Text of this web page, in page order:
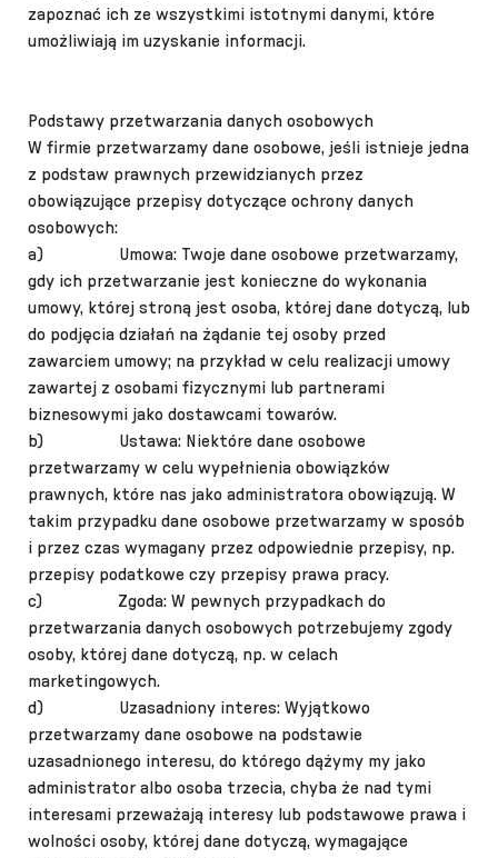
zapoznać ich ze wszystkimi istotnymi danymi, które
umożliwiają im uzyskanie informacji.
Podstawy przetwarzania danych osobowych
W firmie przetwarzamy dane osobowe, jeśli istnieje jedna
z podstaw prawnych przewidzianych przez
obowiązujące przepisy dotyczące ochrony danych
osobowych:
a)
Umowa: Twoje dane osobowe przetwarzamy,
gdy ich przetwarzanie jest konieczne do wykonania
umowy, której stroną jest osoba, której dane dotyczą, lub
do podjęcia działań na żądanie tej osoby przed
zawarciem umowy; na przykład w celu realizacji umowy
zawartej z osobami fizycznymi lub partnerami
biznesowymi jako dostawcami towarów.
b)
Ustawa: Niektóre dane osobowe
przetwarzamy w celu wypełnienia obowiązków
prawnych, które nas jako administratora obowiązują. W
takim przypadku dane osobowe przetwarzamy w sposób
i przez czas wymagany przez odpowiednie przepisy, np.
przepisy podatkowe czy przepisy prawa pracy.
c)
Zgoda: W pewnych przypadkach do
przetwarzania danych osobowych potrzebujemy zgody
osoby, której dane dotyczą, np. w celach
marketingowych.
d)
Uzasadniony interes: Wyjątkowo
przetwarzamy dane osobowe na podstawie
uzasadnionego interesu, do którego dążymy my jako
administrator albo osoba trzecia, chyba że nad tymi
interesami przeważają interesy lub podstawowe prawa i
wolności osoby, której dane dotyczą, wymagające